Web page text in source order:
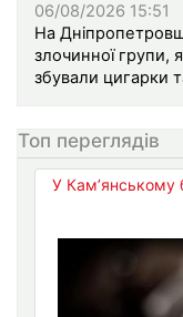
06/08/2026 15:51
На
злочинної групи,
збували цигарки
Топ переглядів
У Кам’янському